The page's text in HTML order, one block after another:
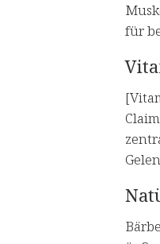
für